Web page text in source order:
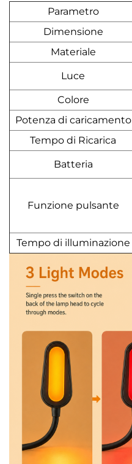
Parametro
Dimensione
Materiale
Luce
Colore
Potenza di caricamento
Tempo di Ricarica
Batteria
Funzione pulsante
Tempo di illuminazione